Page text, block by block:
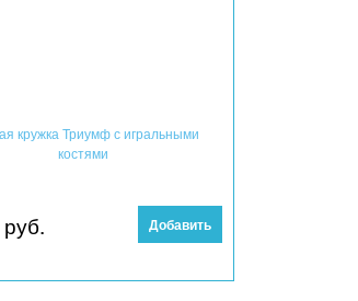
кружка Триумф с игральными
костями
руб. Добавить